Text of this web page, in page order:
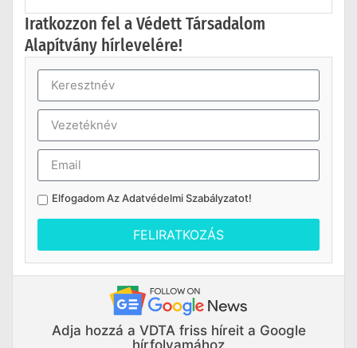
Iratkozzon fel a Védett Társadalom
Alapítvány hírlevelére!
Elfogadom AzAdatvédelmi Szabályzatot!
FELIRATKOZÁS
Adja hozzá a VDTA friss híreit a Google
hírfolyamához